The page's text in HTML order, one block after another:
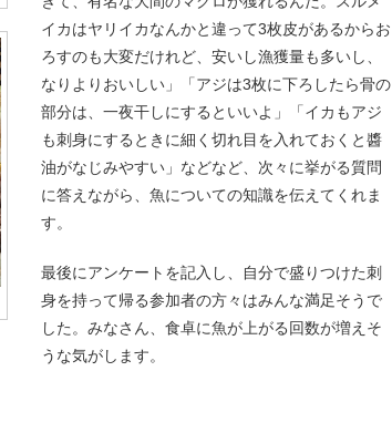
イカはヤリイカなんかと違って3枚皮があるからお
ろすのも大変だけれど、安いし漁獲量も多いし、
なりよりおいしい」「アジは3枚に下ろしたら骨の
部分は、一夜干しにするといいよ」「イカもアジ
も刺身にするときに細く切れ目を入れておくと醬
油がなじみやすい」などなど、次々に挙がる質問
に答えながら、魚についての知識を伝えてくれま
す。
最後にアンケートを記入し、自分で盛りつけた刺
身を持って帰る参加者の方々はみんな満足そうで
した。みなさん、食卓に魚が上がる回数が増えそ
うな気がします。